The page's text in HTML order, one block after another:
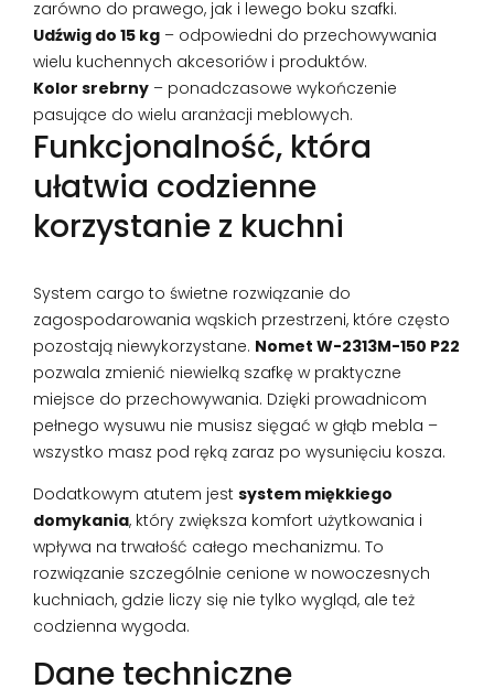
zarówno do prawego, jak i lewego boku szafki.
Udźwig do 15 kg – odpowiedni do przechowywania
wielu kuchennych akcesoriów i produktów.
Kolor srebrny – ponadczasowe wykończenie
pasujące do wielu aranżacji meblowych.
Funkcjonalność, która
ułatwia codzienne
korzystanie z kuchni
System cargo to świetne rozwiązanie do
zagospodarowania wąskich przestrzeni, które często
pozostają niewykorzystane. Nomet W-2313M-150 P22
pozwala zmienić niewielką szafkę w praktyczne
miejsce do przechowywania. Dzięki prowadnicom
pełnego wysuwu nie musisz sięgać w głąb mebla –
wszystko masz pod ręką zaraz po wysunięciu kosza.
Dodatkowym atutem jest system miękkiego
domykania, który zwiększa komfort użytkowania i
wpływa na trwałość całego mechanizmu. To
rozwiązanie szczególnie cenione w nowoczesnych
kuchniach, gdzie liczy się nie tylko wygląd, ale też
codzienna wygoda.
Dane techniczne